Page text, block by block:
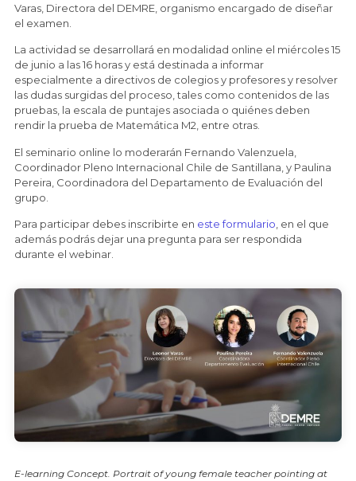
Varas, Directora del DEMRE, organismo encargado de diseñar
el examen.
La actividad se desarrollará en modalidad online el miércoles 15
de junio a las 16 horas y está destinada a informar
especialmente a directivos de colegios y profesores y resolver
las dudas surgidas del proceso, tales como contenidos de las
pruebas, la escala de puntajes asociada o quiénes deben
rendir la prueba de Matemática M2, entre otras.
El seminario online lo moderarán Fernando Valenzuela,
Coordinador Pleno Internacional Chile de Santillana, y Paulina
Pereira, Coordinadora del Departamento de Evaluación del
grupo.
Para participar debes inscribirte en este formulario , en el que
además podrás dejar una pregunta para ser respondida
durante el webinar.
E-learning Concept. Portrait of young female teacher pointing at